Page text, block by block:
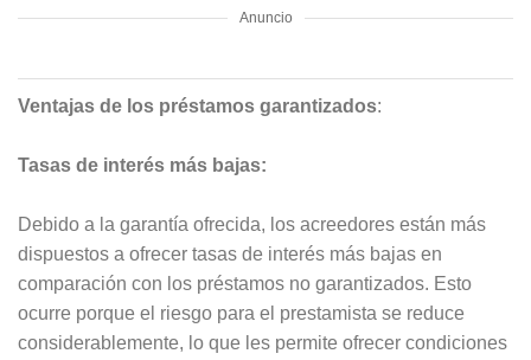
Anuncio
Ventajas de los préstamos garantizados:
Tasas de interés más bajas:
Debido a la garantía ofrecida, los acreedores están más
dispuestos a ofrecer tasas de interés más bajas en
comparación con los préstamos no garantizados. Esto
ocurre porque el riesgo para el prestamista se reduce
considerablemente, lo que les permite ofrecer condiciones